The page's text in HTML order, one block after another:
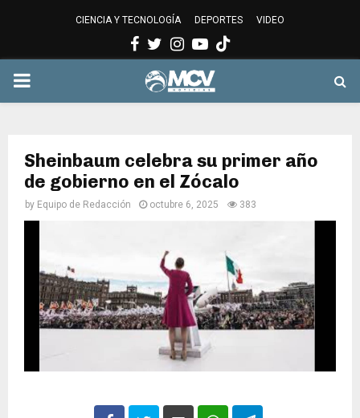
CIENCIA Y TECNOLOGÍA DEPORTES VIDEO
Facebook
Twitter
Instagram
Youtube
PRIMARY
Sheinbaum celebra su primer año
de gobierno en el Zócalo
by Equipo de Redacción octubre 6, 2025 383